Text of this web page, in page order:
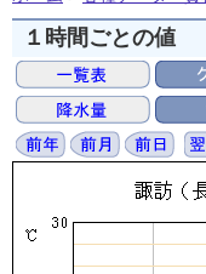
１時間ごとの値